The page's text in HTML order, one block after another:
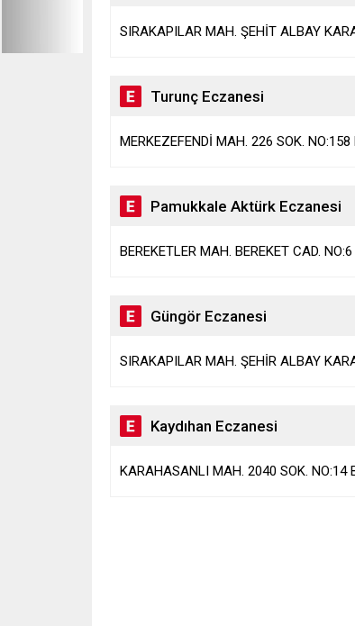
SIRAKAPILAR MAH. ŞEHİT ALBAY
Turunç Eczanesi
MERKEZEFENDİ MAH. 226 SOK. NO:158
Pamukkale Aktürk Eczanesi
BEREKETLER MAH. BEREKET CAD.
Güngör Eczanesi
SIRAKAPILAR MAH. ŞEHİR ALBAY
Kaydıhan Eczanesi
KARAHASANLI MAH. 2040 SOK. NO:14